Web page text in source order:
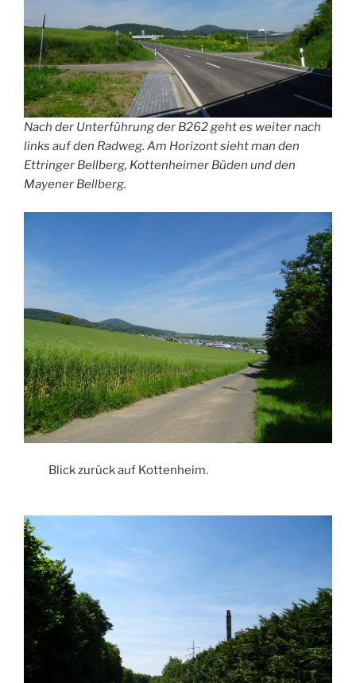
Nach der Unterführung der B262 geht es weiter nach
links auf den Radweg. Am Horizont sieht man den
Ettringer Bellberg, Kottenheimer Büden und den
Mayener Bellberg.
Blick zurück auf Kottenheim.